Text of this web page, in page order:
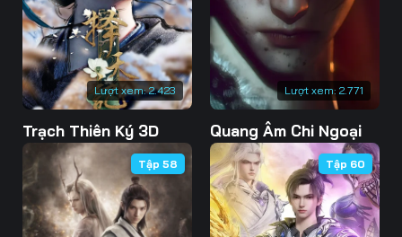
76 77 78
79 80
82 83
85 86 87
88 90
91 93
Lượt xem:2.423
Trạch Thiên Ký 3D
Lượt xem: 2.771
Quang Âm Chi Ngoại
Tập 58 Tập 60